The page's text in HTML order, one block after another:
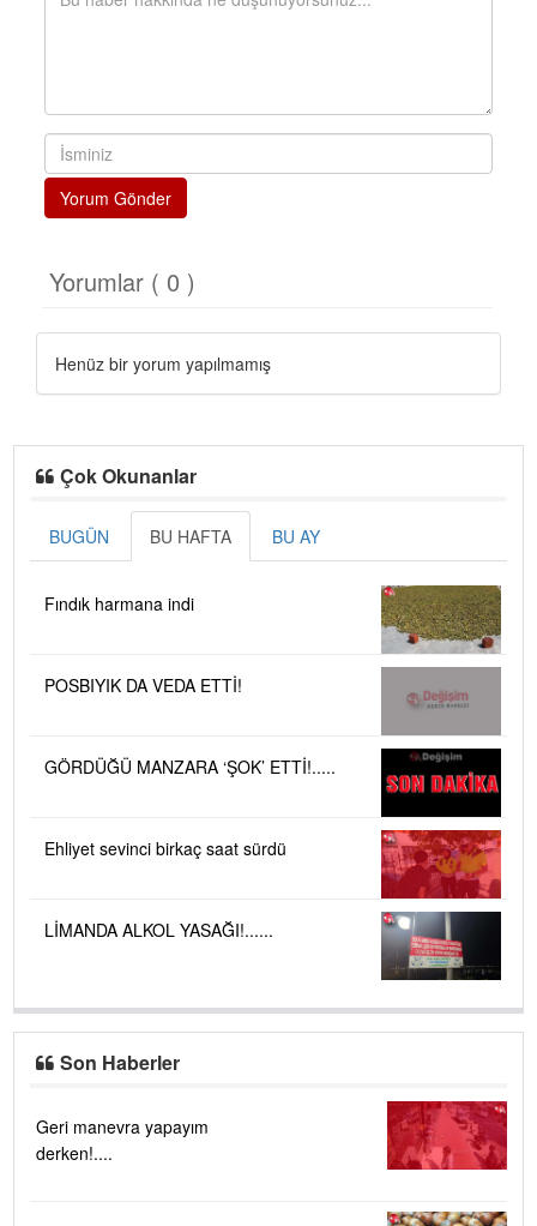
Yorum Gönder
Yorumlar ( 0 )
Henüz bir yorum yapılmamış
Çok Okunanlar
BUGÜN BU HAFTA BU AY
Fındık harmana indi
POSBIYIK DA VEDA ETTİ!
GÖRDÜĞÜ MANZARA ‘ŞOK’ ETTİ!.....
Ehliyet sevinci birkaç saat sürdü
LİMANDA ALKOL YASAĞI!......
Son Haberler
Geri manevra yapayım
derken!....